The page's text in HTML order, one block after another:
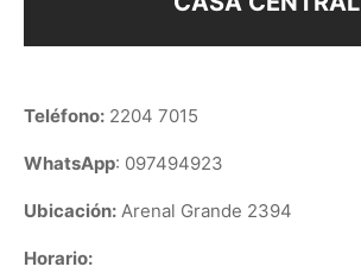
Teléfono: 2204 7015
WhatsApp: 097494923
Ubicación: Arenal Grande 2394
Horario: